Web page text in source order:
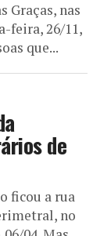
Graças, nas
feira, 26/11,
que...
de
ficou a rua
no